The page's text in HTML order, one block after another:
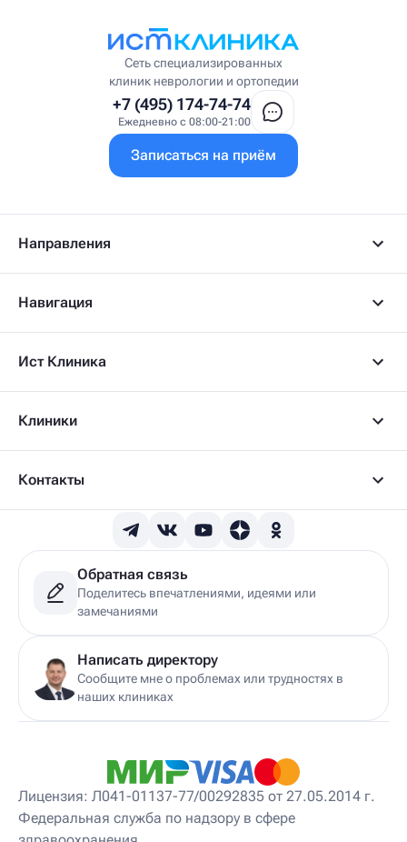
Врач интегративной медицины
Врач первичного приёма
Гастроэнтеролог-гепатолог
Гериатр
Гинеколог
Гирудолог
Дерматовенеролог
Детский вертебролог
Детский врач УЗИ
Детский гепатолог
Детский гинеколог
Детский гинеколог-эндокринолог
Детский гирудотерапевт
Детский дерматовенеролог
Детский дерматолог
Детский диетолог
Детский инструктор ЛФК
Детский кинезиолог
Детский консультирующий врач ЛФК
Детский мануальный терапевт
Детский массажист
Детский невропатолог
Детский нейропсихолог
Детский нутрициолог
Детский ортопед
Сеть специализированных
клиник неврологии и ортопедии
+7 (495) 174-74-74
Ежедневно с 08:00-21:00
Записаться на приём
Направления
Навигация
Ист Клиника
Клиники
Контакты
Обратная связь
Поделитесь впечатлениями, идеями или
замечаниями
Написать директору
Сообщите мне о проблемах или трудностях в
наших клиниках
Лицензия: Л041-01137-77/00292835 от 27.05.2014 г.
Федеральная служба по надзору в сфере